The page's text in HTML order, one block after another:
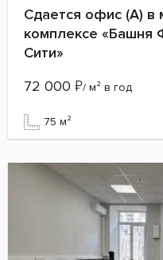
Сдается офис (А) в
комплексе «Башня
Сити»
72 000 ₽/ м² в год
75 м²